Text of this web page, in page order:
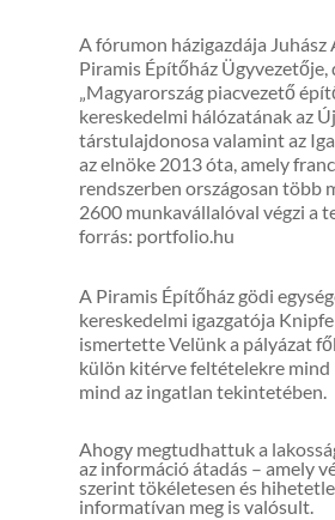
A fórumon házigazdája Juhász
Piramis Építőház Ügyvezetője,
„Magyarország piacvezető
kereskedelmi hálózatának az
társtulajdonosa valamint az
az elnöke 2013 óta, amely
rendszerben országosan több
2600 munkavállalóval végzi a
forrás: portfolio.hu
A Piramis Építőház gödi
kereskedelmi igazgatója
ismertette Velünk a pályázat
külön kitérve feltételekre
mind az ingatlan tekintetében.
Ahogy megtudhattuk a
az információ átadás – amely
szerint tökéletesen és
informatívan meg is valósult.